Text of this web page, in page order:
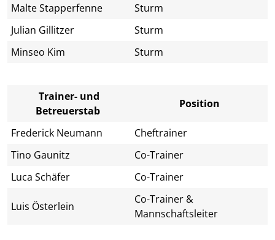
Malte Stapperfenne
Sturm
Julian Gillitzer
Sturm
Minseo Kim
Sturm
Trainer- und
Betreuerstab
Position
Frederick Neumann
Cheftrainer
Tino Gaunitz
Co-Trainer
Luca Schäfer
Co-Trainer
Luis Österlein
Co-Trainer &
Mannschaftsleiter